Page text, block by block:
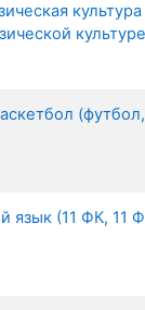
язык (11 ФК, 11